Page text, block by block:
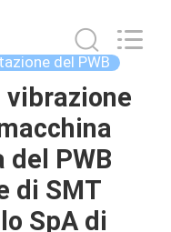
del PWB
del PWB
di SMT
SpA di